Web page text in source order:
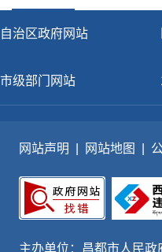
自治区政府网站
市级部门网站
网站声明 网站地图
主办单位：昌都市人民政